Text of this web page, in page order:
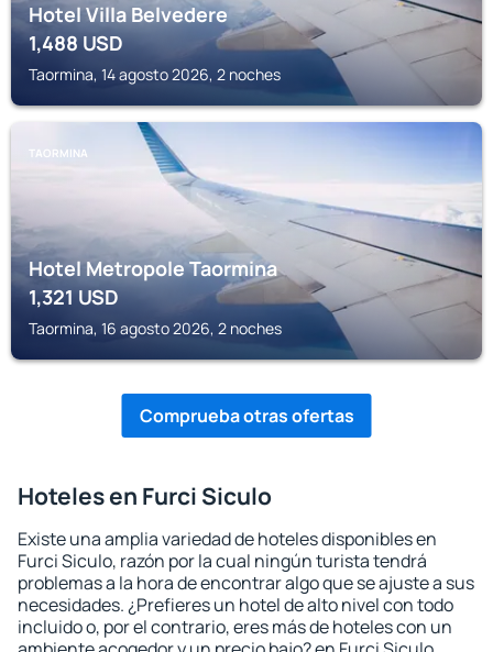
Hotel Villa Belvedere
1,488USD
Taormina, 14 agosto 2026, 2 noches
TAORMINA
Hotel Metropole Taormina
1,321USD
Taormina, 16 agosto 2026, 2 noches
Comprueba otras ofertas
Hoteles en Furci Siculo
Existe una amplia variedad de hoteles disponibles en
Furci Siculo, razón por la cual ningún turista tendrá
problemas a la hora de encontrar algo que se ajuste a sus
necesidades. ¿Prefieres un hotel de alto nivel con todo
incluido o, por el contrario, eres más de hoteles con un